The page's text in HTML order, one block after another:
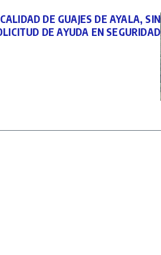
DE GUAJES DE AYALA, SIN
DE AYUDA EN SEGURIDAD